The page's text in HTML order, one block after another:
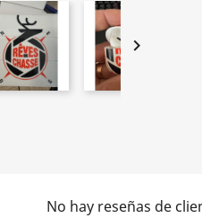

No hay reseñas de